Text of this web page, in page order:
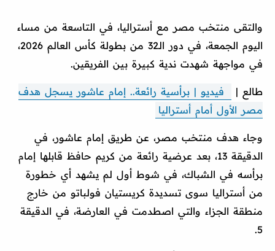
والتقى منتخب مصر مع أستراليا، في التاسعة من مساء
اليوم الجمعة، في دور الـ32 من بطولة كأس العالم 2026،
في مواجهة شهدت ندية كبيرة بين الفريقين.
طالع |
فيديو | برأسية رائعة.. إمام عاشور يسجل هدف
مصر الأول أمام أستراليا
وجاء هدف منتخب مصر، عن طريق إمام عاشور، في
الدقيقة 13، بعد عرضية رائعة من كريم حافظ قابلها إمام
برأسه في الشباك، في شوط أول لم يشهد أي خطورة
من أستراليا سوى تسديدة كريستيان فولباتو من خارج
منطقة الجزاء والتي اصطدمت في العارضة، في الدقيقة
5.